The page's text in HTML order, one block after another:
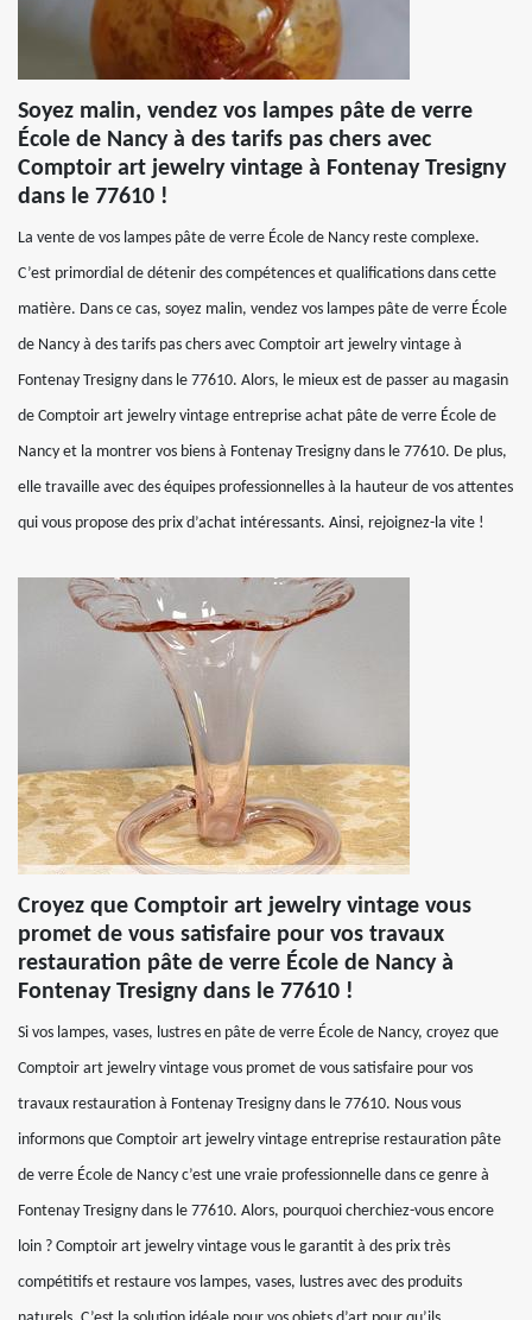
Soyez malin, vendez vos lampes pâte de verre
École de Nancy à des tarifs pas chers avec
Comptoir art jewelry vintage à Fontenay Tresigny
dans le 77610 !
La vente de vos lampes pâte de verre École de Nancy reste complexe.
C’est primordial de détenir des compétences et qualifications dans cette
matière. Dans ce cas, soyez malin, vendez vos lampes pâte de verre École
de Nancy à des tarifs pas chers avec Comptoir art jewelry vintage à
Fontenay Tresigny dans le 77610. Alors, le mieux est de passer au magasin
de Comptoir art jewelry vintage entreprise achat pâte de verre École de
Nancy et la montrer vos biens à Fontenay Tresigny dans le 77610. De plus,
elle travaille avec des équipes professionnelles à la hauteur de vos attentes
qui vous propose des prix d’achat intéressants. Ainsi, rejoignez-la vite !
Croyez que Comptoir art jewelry vintage vous
promet de vous satisfaire pour vos travaux
restauration pâte de verre École de Nancy à
Fontenay Tresigny dans le 77610 !
Si vos lampes, vases, lustres en pâte de verre École de Nancy, croyez que
Comptoir art jewelry vintage vous promet de vous satisfaire pour vos
travaux restauration à Fontenay Tresigny dans le 77610. Nous vous
informons que Comptoir art jewelry vintage entreprise restauration pâte
de verre École de Nancy c’est une vraie professionnelle dans ce genre à
Fontenay Tresigny dans le 77610. Alors, pourquoi cherchiez-vous encore
loin ? Comptoir art jewelry vintage vous le garantit à des prix très
compétitifs et restaure vos lampes, vases, lustres avec des produits